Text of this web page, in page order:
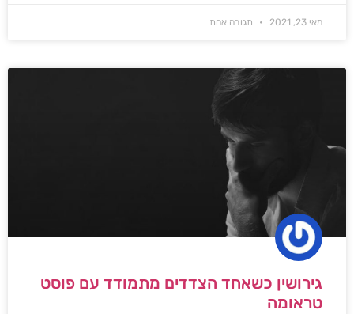
מאי 23, 2021 תגובה אחת
גירושין כשאחד הצדדים מתמודד עם פוסט
טראומה